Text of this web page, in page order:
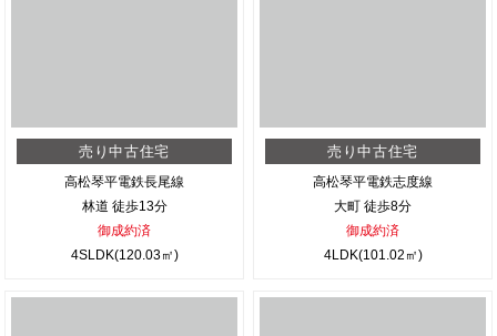
売り中古住宅
高松琴平電鉄長尾線
林道 徒歩13分
御成約済
4SLDK(120.03㎡)
売り中古住宅
高松琴平電鉄志度線
大町 徒歩8分
御成約済
4LDK(101.02㎡)